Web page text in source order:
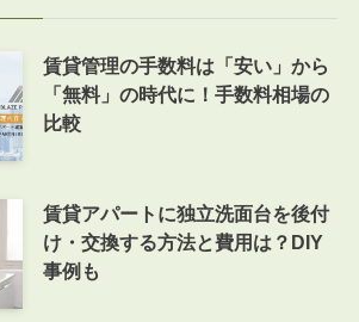
賃貸管理の手数料は「安い」から
「無料」の時代に！手数料相場の
比較
賃貸アパートに独立洗面台を後付
け・交換する方法と費用は？DIY
事例も